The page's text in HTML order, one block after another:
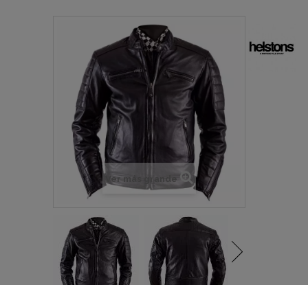
Ver más grande